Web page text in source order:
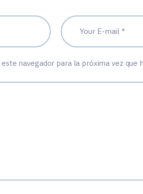
navegador para la próxima vez que